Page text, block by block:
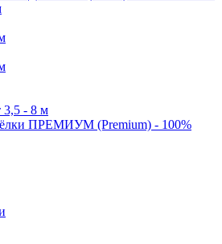
3,5 - 8 м
ёлки ПРЕМИУМ (Premium) - 100%